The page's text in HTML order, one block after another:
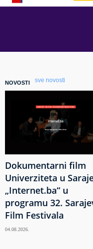
NOVOSTI sve novosti
Dokumentarni film
Univerziteta u
„Internet.ba“ u
programu 32.
Film Festivala
04.08.2026.